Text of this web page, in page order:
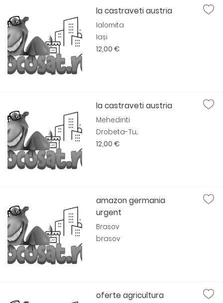
la castraveti austria
Ialomita
Iași
12,00 €
la castraveti austria
Mehedinti
Drobeta-Tu...
12,00 €
amazon germania
urgent
Brasov
brasov
oferte agricultura